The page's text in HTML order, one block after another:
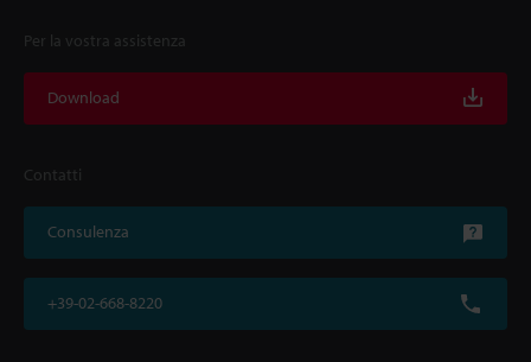
Per la vostra assistenza
Download
Contatti
Consulenza
+39-02-668-8220